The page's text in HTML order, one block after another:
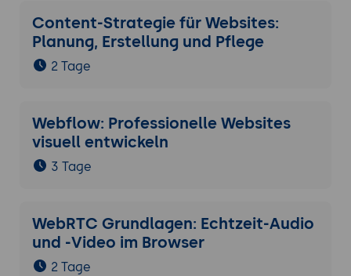
Content-Strategie für Websites:
Planung, Erstellung und Pflege
2 Tage
Webflow: Professionelle Websites
visuell entwickeln
3 Tage
WebRTC Grundlagen: Echtzeit-Audio
und -Video im Browser
2 Tage